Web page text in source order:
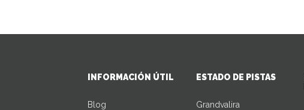
INFORMACIÓN ÚTIL
Blog
ESTADO DE PISTAS
Grandvalira